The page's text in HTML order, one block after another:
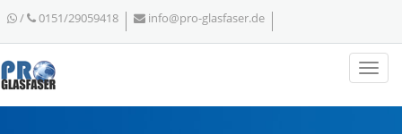
/ 0151/29059418 info@pro-glasfaser.de